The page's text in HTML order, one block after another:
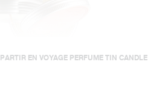
PARTIR EN VOYAGE PERFUME TIN CANDLE